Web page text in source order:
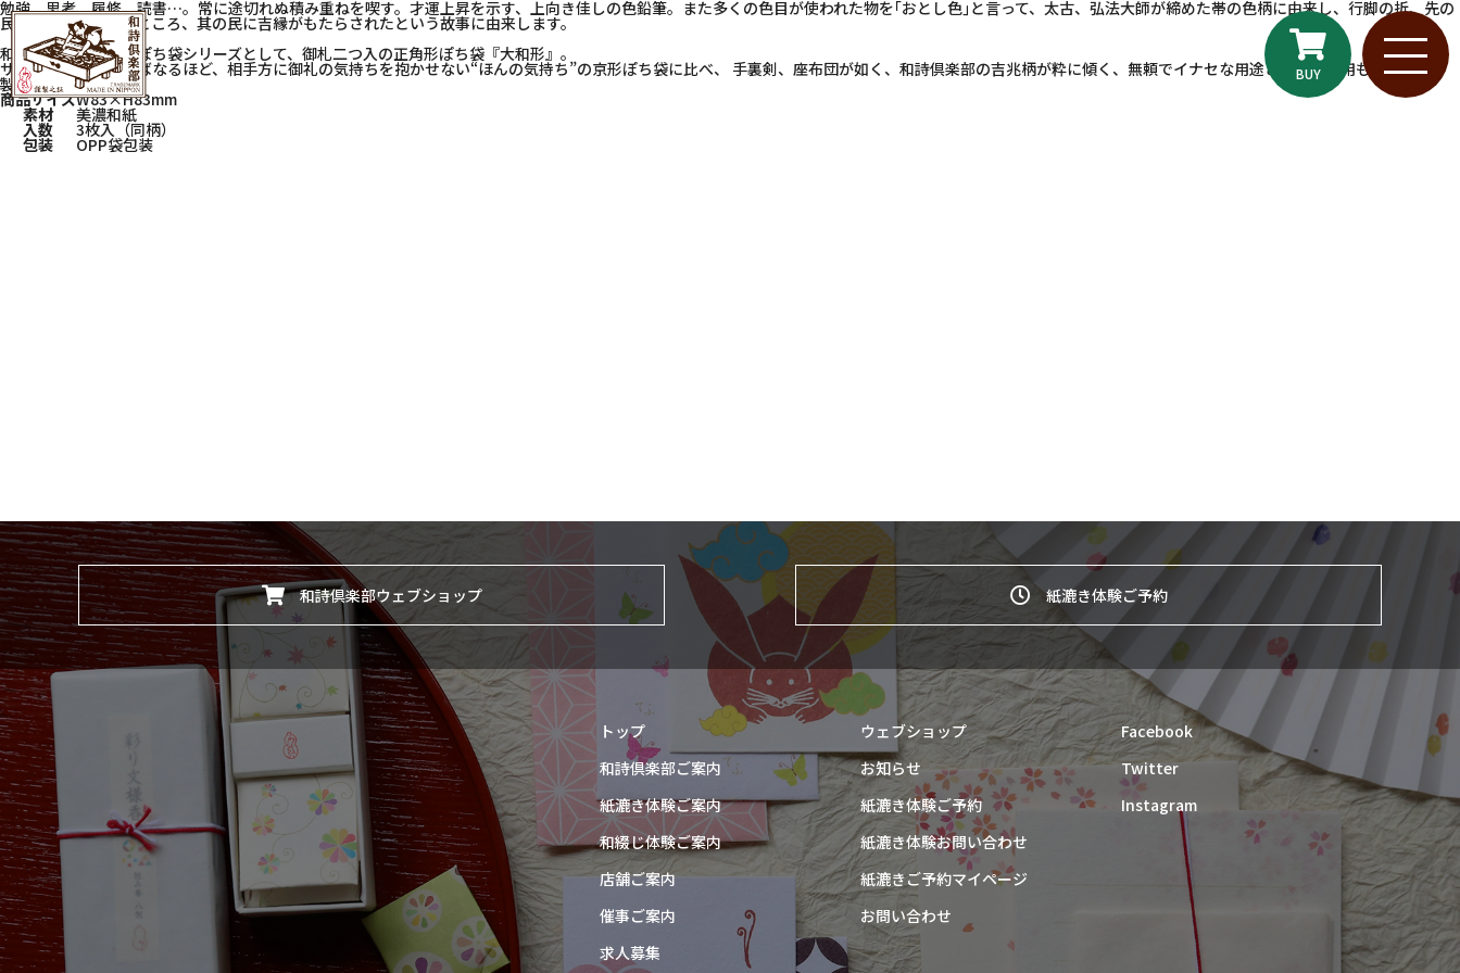
BUY
勉強、思考、履修、読書…。常に途切れぬ積み重ねを喫す。才運上昇を示す、上向き佳しの色鉛筆。また多くの色目が使われた物を｢おとし色｣と言って、太古、弘法大師が締めた帯の色柄に由来し、行脚の折、先の
民に千切って施したところ、其の民に吉縁がもたらされたという故事に由来します。
和詩倶楽部の吉兆柄ぽち袋シリーズとして、御札二つ入の正角形ぽち袋『大和形』。
サイズが小さくなればなるほど、相手方に御礼の気持ちを抱かせない“ほんの気持ち”の京形ぽち袋に比べ、 手裏剣、座布団が如く、和詩倶楽部の吉兆柄が粋に傾く、無頼でイナセな用途として御使用もらいたく、
製作いたしました。
商品サイズW83×H83mm
素材 美濃和紙
入数 3枚入（同柄）
包装 OPP袋包装
和詩倶楽部ウェブショップ 紙漉き体験ご予約
トップ
和詩倶楽部ご案内
紙漉き体験ご案内
和綴じ体験ご案内
店舗ご案内
催事ご案内
求人募集
ウェブショップ
お知らせ
紙漉き体験ご予約
紙漉き体験お問い合わせ
紙漉きご予約マイページ
お問い合わせ
Facebook
Twitter
Instagram